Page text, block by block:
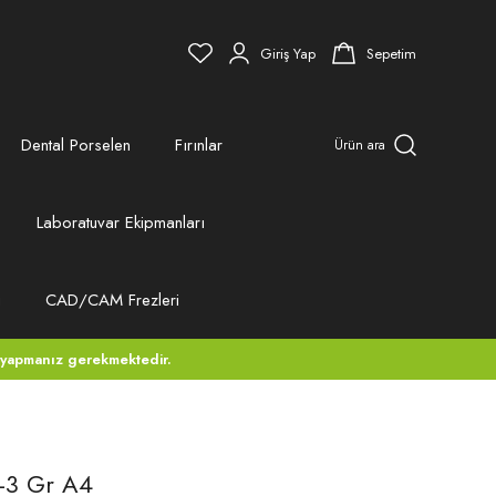
Giriş Yap Sepetim
Dental Porselen Fırınlar
Laboratuvar Ekipmanları
CAD/CAM Frezleri
Ürün ara
gerekmektedir.
3 Gr A4